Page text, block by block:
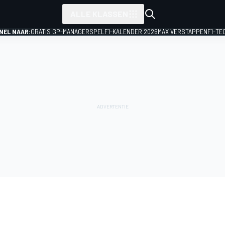
NAAR:GRATIS GP-MANAGERSPEL F1-KALENDER 2026MAX VERSTAPPENF1-